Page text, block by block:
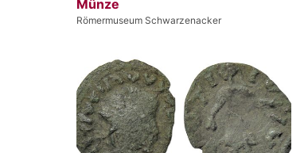
Münze
Römermuseum Schwarzenacker